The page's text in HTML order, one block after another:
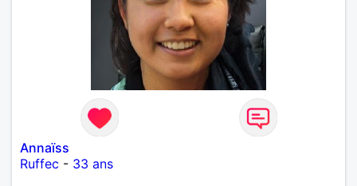
Annaïss
Ruffec - 33 ans